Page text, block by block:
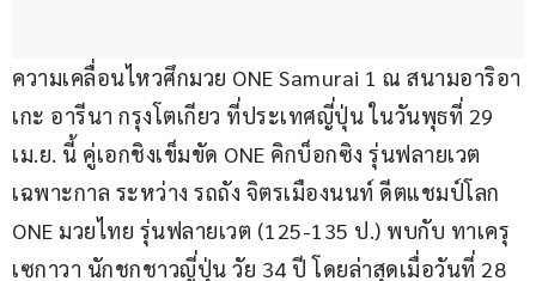
ความเคลื่อนไหวศึกมวย ONE Samurai 1 ณ สนามอาริอา
เกะ อารีนา กรุงโตเกียว ที่ประเทศญี่ปุ่น ในวันพุธที่ 29
เม.ย. นี้ คู่เอกชิงเข็มขัด ONE คิกบ็อกซิง รุ่นฟลายเวต
เฉพาะกาล ระหว่าง รถถัง จิตรเมืองนนท์ ดีตแชมป์โลก
ONE มวยไทย รุ่นฟลายเวต (125-135 ป.) พบกับ ทาเครุ
เซกาวา นักชกชาวญี่ปุ่น วัย 34 ปี โดยล่าสุดเมื่อวันที่ 28